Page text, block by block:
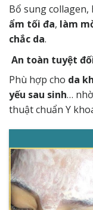
Bổ sung collagen,
ẩm tối đa, làm
chắc da.
An toàn tuyệt
Phù hợp cho da
yếu sau sinh…
thuật chuẩn Y